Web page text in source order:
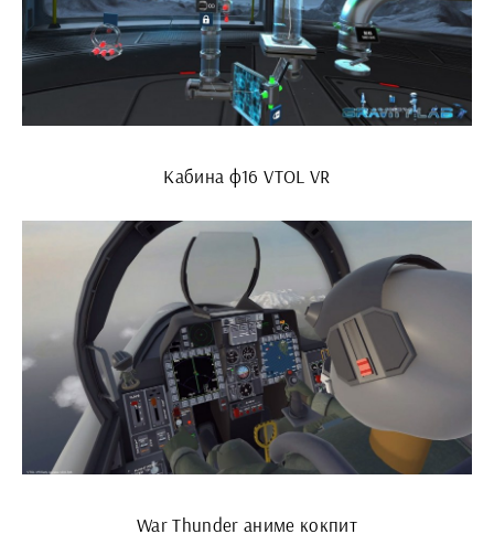
Кабина ф16 VTOL VR
War Thunder аниме кокпит